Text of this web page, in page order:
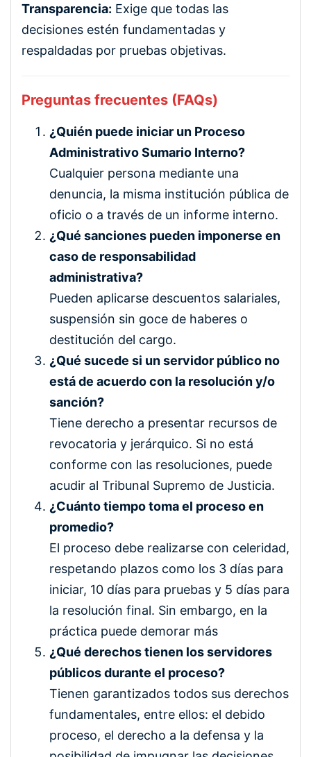
Transparencia: Exige que todas las
decisiones estén fundamentadas y
respaldadas por pruebas objetivas.
Preguntas frecuentes (FAQs)
¿Quién puede iniciar un Proceso
Administrativo Sumario Interno?
Cualquier persona mediante una
denuncia, la misma institución pública de
oficio o a través de un informe interno.
¿Qué sanciones pueden imponerse en
caso de responsabilidad
administrativa?
Pueden aplicarse descuentos salariales,
suspensión sin goce de haberes o
destitución del cargo.
¿Qué sucede si un servidor público no
está de acuerdo con la resolución y/o
sanción?
Tiene derecho a presentar recursos de
revocatoria y jerárquico. Si no está
conforme con las resoluciones, puede
acudir al Tribunal Supremo de Justicia.
¿Cuánto tiempo toma el proceso en
promedio?
El proceso debe realizarse con celeridad,
respetando plazos como los 3 días para
iniciar, 10 días para pruebas y 5 días para
la resolución final. Sin embargo, en la
práctica puede demorar más
¿Qué derechos tienen los servidores
públicos durante el proceso?
Tienen garantizados todos sus derechos
fundamentales, entre ellos: el debido
proceso, el derecho a la defensa y la